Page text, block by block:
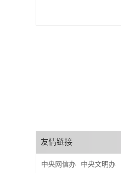
友情链接
中央网信办 中央文明办